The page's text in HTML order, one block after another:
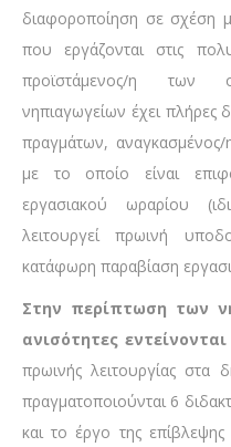
διαφοροποίηση σε σχέση
που εργάζονται στις
προϊστάμενος/η των
νηπιαγωγείων έχει πλήρες
πραγμάτων, αναγκασμένος/
με το οποίο είναι
εργασιακού ωραρίου
λειτουργεί πρωινή
κατάφωρη παραβίαση
Στην περίπτωση των
ανισότητες εντείνονται
πρωινής λειτουργίας στα
πραγματοποιούνται 6
και το έργο της